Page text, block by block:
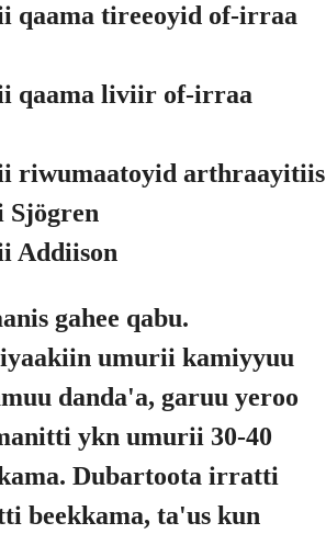
qaama tireeoyid of-irraa
qaama liviir of-irraa
riwumaatoyid arthraayitiis
Sjögren
Addiison
gahee qabu.
umurii kamiyyuu
danda'a, garuu yeroo
ykn umurii 30-40
Dubartoota irratti
beekkama, ta'us kun